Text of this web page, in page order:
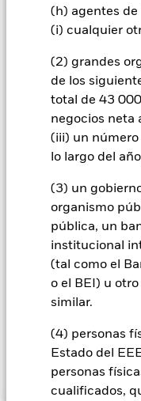
(h) agentes de
(i) cualquier
(2) grandes
de los
total de 43
negocios neta
(iii) un número
lo largo del
(3) un
organismo
pública, un
institucional
(tal como el
o el BEI) u
similar.
(4) personas
Estado del
personas
cualificados,
uso de derivados para
un posible riesgo de
over») a otras clases
gestora del fondo se
procedimientos
contagio a otras clases
que figura justo
listado de todas las
acciones con
palabra «Hedged» en
divisas está disponible
gestora del fondo.
En la medida en que el
para reducir los
los ingresos asociadas
recibirá por BlackRock
valores. Debido a que
Fondo, esto ha